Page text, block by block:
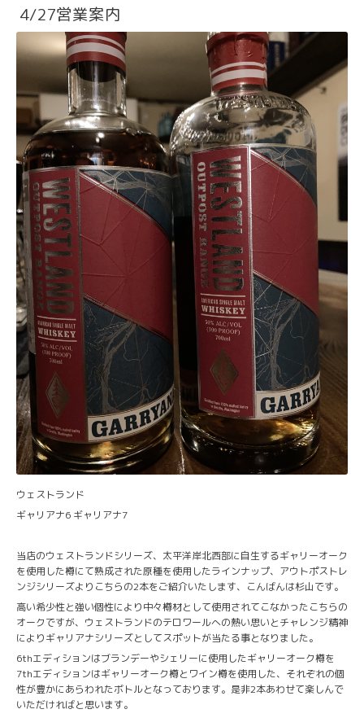
4/27営業案内
ウェストランド
ギャリアナ6 ギャリアナ7
当店のウェストランドシリーズ、太平洋岸北西部に自生するギャリーオーク
を使用した樽にて熟成された原種を使用したラインナップ、アウトポストレ
ンジシリーズよりこちらの2本をご紹介いたします、こんばんは杉山です。
高い希少性と強い個性により中々樽材として使用されてこなかったこちらの
オークですが、ウェストランドのテロワールへの熱い思いとチャレンジ精神
によりギャリアナシリーズとしてスポットが当たる事となりました。
6thエディションはブランデーやシェリーに使用したギャリーオーク樽を
7thエディションはギャリーオーク樽とワイン樽を使用した、それぞれの個
性が豊かにあらわれたボトルとなっております。是非2本あわせて楽しんで
いただければと思います。